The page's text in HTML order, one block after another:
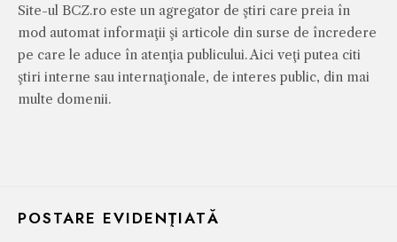
Site-ul BCZ.ro este un agregator de ştiri care preia în
mod automat informaţii şi articole din surse de încredere
pe care le aduce în atenţia publicului. Aici veţi putea citi
ştiri interne sau internaţionale, de interes public, din mai
multe domenii.
POSTARE EVIDENŢIATĂ